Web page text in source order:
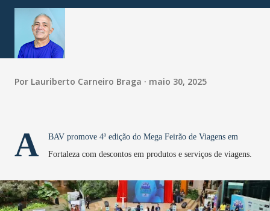
Por Lauriberto Carneiro Braga maio 30, 2025
A
BAV promove 4ª edição do Mega Feirão de Viagens em
Fortaleza com descontos em produtos e serviços de viagens.